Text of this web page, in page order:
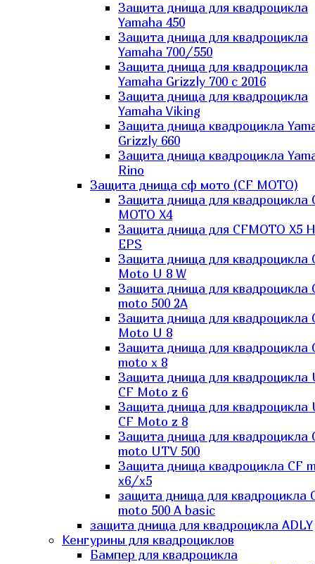
Защита днища для квадроцикла
Yamaha 450
Защита днища для квадроцикла
Yamaha 700/550
Защита днища для квадроцикла
Yamaha Grizzly 700 с 2016
Защита днища для квадроцикла
Yamaha Viking
Защита днища квадроцикла
Grizzly 660
Защита днища квадроцикла
Rino
Защита днища сф мото (CF MOTO)
Защита днища для квадроцикла
MOTO X4
Защита днища для CFMOTO X5
EPS
Защита днища для квадроцикла
Moto U 8 W
Защита днища для квадроцикла
moto 500 2A
Защита днища для квадроцикла
Moto U 8
Защита днища для квадроцикла
moto x 8
Защита днища для квадроцикла
CF Moto z 6
Защита днища для квадроцикла
CF Moto z 8
Защита днища для квадроцикла
moto UTV 500
Защита днища квадроцикла СF
x6/x5
защита днища для квадроцикла
moto 500 A basic
защита днища для квадроцикла ADLY
Кенгурины для квадроциклов
Бампер для квадроцикла